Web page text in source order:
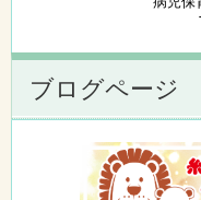
ブログページ